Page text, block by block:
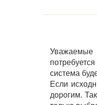
Уважаемые
система
Если
дорогим.